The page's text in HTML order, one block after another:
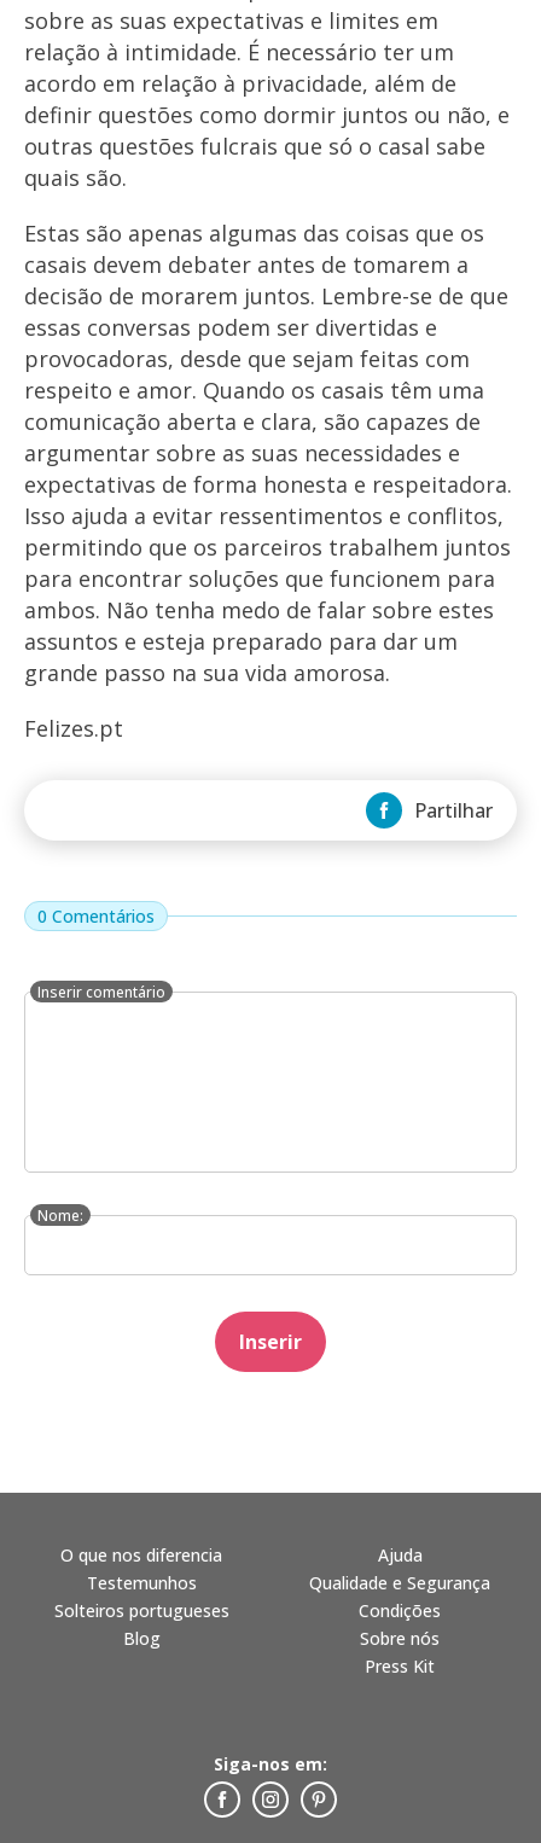
sobre as suas expectativas e limites em
relação à intimidade. É necessário ter um
acordo em relação à privacidade, além de
definir questões como dormir juntos ou não, e
outras questões fulcrais que só o casal sabe
quais são.
Estas são apenas algumas das coisas que os
casais devem debater antes de tomarem a
decisão de morarem juntos. Lembre-se de que
essas conversas podem ser divertidas e
provocadoras, desde que sejam feitas com
respeito e amor. Quando os casais têm uma
comunicação aberta e clara, são capazes de
argumentar sobre as suas necessidades e
expectativas de forma honesta e respeitadora.
Isso ajuda a evitar ressentimentos e conflitos,
permitindo que os parceiros trabalhem juntos
para encontrar soluções que funcionem para
ambos. Não tenha medo de falar sobre estes
assuntos e esteja preparado para dar um
grande passo na sua vida amorosa.
Felizes.pt
Partilhar
0 Comentários
Inserir comentário
Nome:
Inserir
O que nos diferencia
Testemunhos
Solteiros portugueses
Blog
Ajuda
Qualidade e Segurança
Condições
Sobre nós
Press Kit
Siga-nos em: